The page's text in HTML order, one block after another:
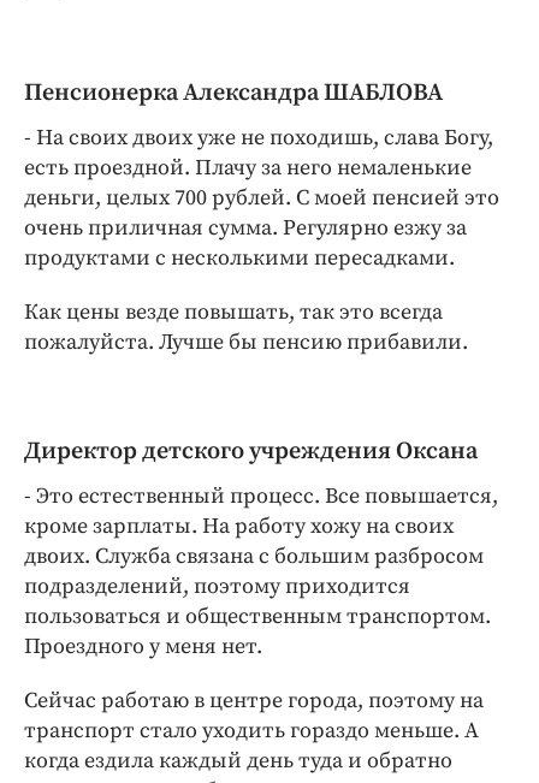
Пенсионерка Александра ШАБЛОВА
- На своих двоих уже не походишь, слава Богу,
есть проездной. Плачу за него немаленькие
деньги, целых 700 рублей. С моей пенсией это
очень приличная сумма. Регулярно езжу за
продуктами с несколькими пересадками.
Как цены везде повышать, так это всегда
пожалуйста. Лучше бы пенсию прибавили.
Директор детского учреждения Оксана
- Это естественный процесс. Все повышается,
кроме зарплаты. На работу хожу на своих
двоих. Служба связана с большим разбросом
подразделений, поэтому приходится
пользоваться и общественным транспортом.
Проездного у меня нет.
Сейчас работаю в центре города, поэтому на
транспорт стало уходить гораздо меньше. А
когда ездила каждый день туда и обратно